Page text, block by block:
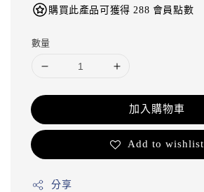
購買此產品可獲得 288 會員點數
數量
加入購物車
Add to wishlist
分享